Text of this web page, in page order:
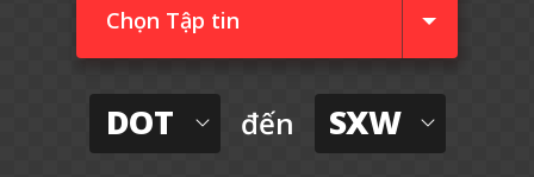
Chọn Tập tin
DOT đến SXW